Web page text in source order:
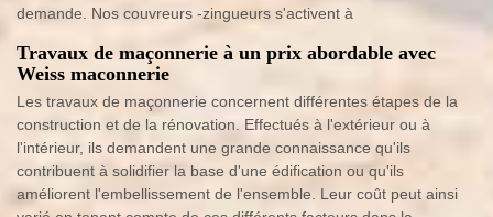
demande. Nos couvreurs -zingueurs s'activent à
Travaux de maçonnerie à un prix abordable avec
Weiss maconnerie
Les travaux de maçonnerie concernent différentes étapes de la
construction et de la rénovation. Effectués à l'extérieur ou à
l'intérieur, ils demandent une grande connaissance qu'ils
contribuent à solidifier la base d'une édification ou qu'ils
améliorent l'embellissement de l'ensemble. Leur coût peut ainsi